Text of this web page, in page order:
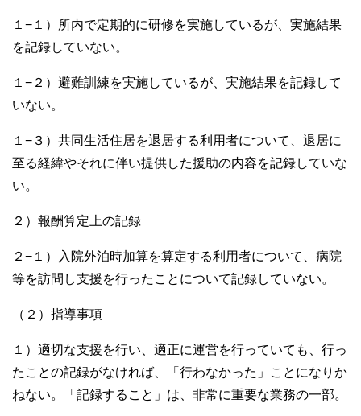
１−１）所内で定期的に研修を実施しているが、実施結果
を記録していない。
１−２）避難訓練を実施しているが、実施結果を記録して
いない。
１−３）共同生活住居を退居する利用者について、退居に
至る経緯やそれに伴い提供した援助の内容を記録していな
い。
２）報酬算定上の記録
２−１）入院外泊時加算を算定する利用者について、病院
等を訪問し支援を行ったことについて記録していない。
（２）指導事項
１）適切な支援を行い、適正に運営を行っていても、行っ
たことの記録がなければ、「行わなかった」ことになりか
ねない。「記録すること」は、非常に重要な業務の一部。